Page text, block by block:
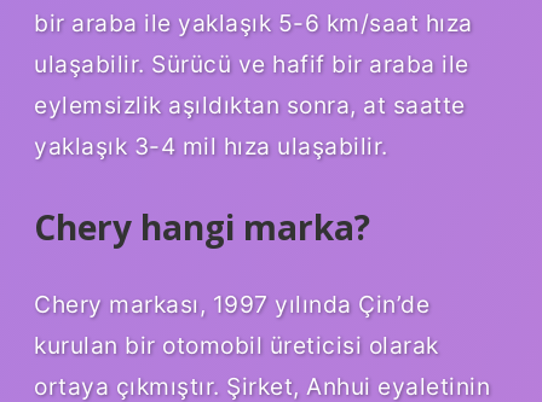
bir araba ile yaklaşık 5-6 km/saat hıza
ulaşabilir. Sürücü ve hafif bir araba ile
eylemsizlik aşıldıktan sonra, at saatte
yaklaşık 3-4 mil hıza ulaşabilir.
Chery hangi marka?
Chery markası, 1997 yılında Çin’de
kurulan bir otomobil üreticisi olarak
ortaya çıkmıştır. Şirket, Anhui eyaletinin